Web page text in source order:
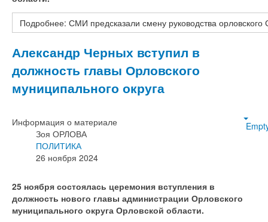
Подробнее: СМИ предсказали смену руководства орловского
Александр Черных вступил в
должность главы Орловского
муниципального округа
Информация о материале
Зоя ОРЛОВА
ПОЛИТИКА
26 ноября 2024
25 ноября состоялась церемония вступления в
должность нового главы администрации Орловского
муниципального округа Орловской области.